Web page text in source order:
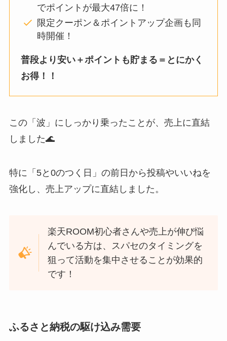
でポイントが最大47倍に！
限定クーポン＆ポイントアップ企画も同
時開催！
普段より安い＋ポイントも貯まる＝とにかく
お得！！
この「波」にしっかり乗ったことが、売上に直結
しました🌊
特に「5と0のつく日」の前日から投稿やいいねを
強化し、売上アップに直結しました。
楽天ROOM初心者さんや売上が伸び悩
んでいる方は、スパセのタイミングを
狙って活動を集中させることが効果的
です！
ふるさと納税の駆け込み需要